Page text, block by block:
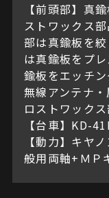
【前頭部】真
ストワックス
部は真鍮板を
は真鍮板をプ
鍮板をエッチ
無線アンテナ
ロストワック
【台車】KD-
【動力】キヤ
般用両軸+ＭＰ